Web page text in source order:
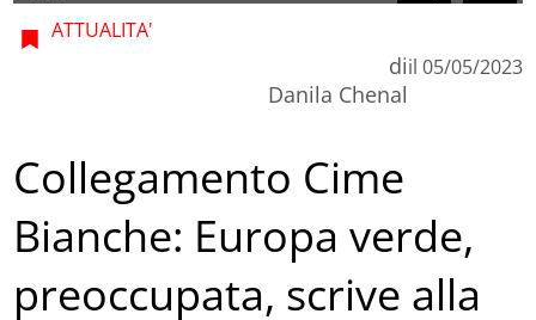
ATTUALITA'
di
Danila Chenal
il 05/05/2023
Collegamento Cime
Bianche: Europa verde,
preoccupata, scrive alla